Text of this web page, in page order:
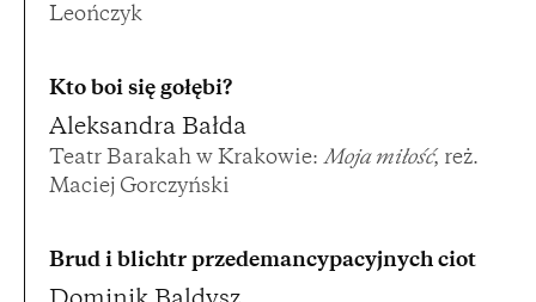
Leończyk
Kto boi się gołębi?
Aleksandra Bałda
Teatr Barakah w Krakowie: Moja miłość, reż.
Maciej Gorczyński
Brud i blichtr przedemancypacyjnych ciot